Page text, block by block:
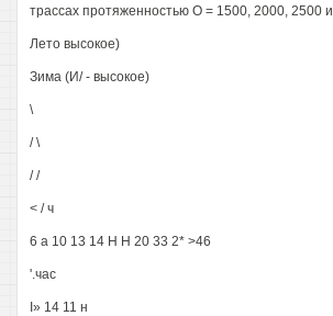
трассах протяженностью О = 1500, 2000, 2500
Лето высокое)
Зима (И/ - высокое)
\
/ \
/ /
< / ч
6 а 10 13 14 Н Н 20 33 2* >46
'.час
I» 14 11 н